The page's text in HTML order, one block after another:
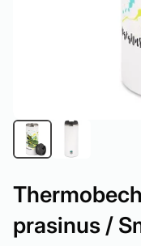
prasinus /